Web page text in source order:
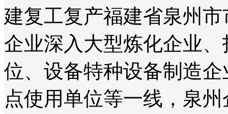
建复工复产福建省泉州
企业深入大型炼化企业
位、设备特种设备制造
点使用单位等一线，泉